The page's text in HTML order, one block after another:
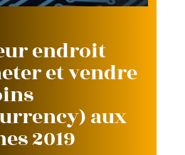
endroit
et vendre
aux
2019